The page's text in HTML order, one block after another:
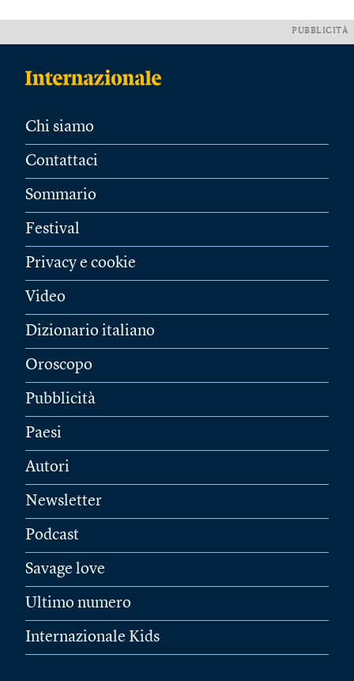
PUBBLICITÀ
Chi siamo
Contattaci
Sommario
Festival
Privacy e cookie
Video
Dizionario italiano
Oroscopo
Pubblicità
Paesi
Autori
Newsletter
Podcast
Savage love
Ultimo numero
Internazionale Kids